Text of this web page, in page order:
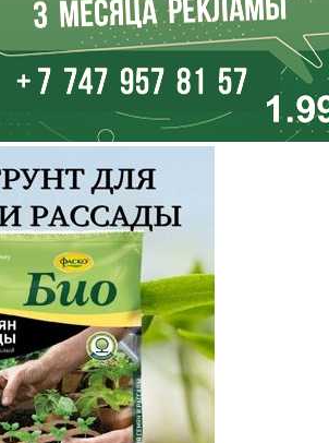
Калужская область
Камчатский край
Карачаево-Черкесия
Карелия
Кемеровская область
Кировская область
Коми
Корякский округ
Костромская область
Краснодарский край